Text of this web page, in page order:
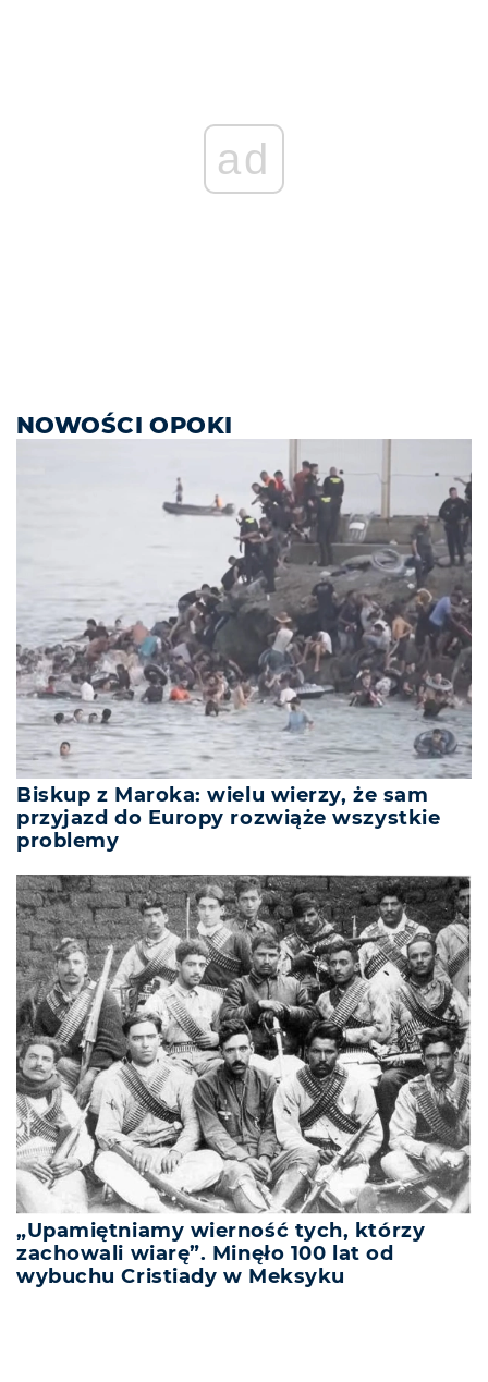
ad
NOWOŚCI OPOKI
Biskup z Maroka: wielu wierzy, że sam
przyjazd do Europy rozwiąże wszystkie
problemy
„Upamiętniamy wierność tych, którzy
zachowali wiarę”. Minęło 100 lat od
wybuchu Cristiady w Meksyku